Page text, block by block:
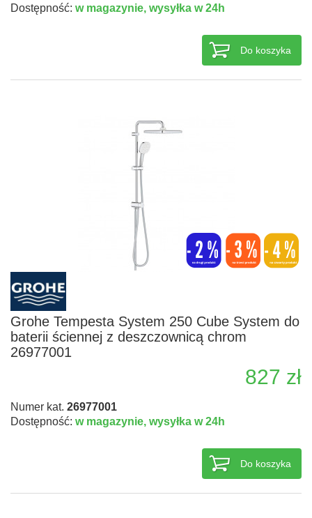
Dostępność: w magazynie, wysyłka w 24h
Do koszyka
Grohe Tempesta System 250 Cube System do
baterii ściennej z deszczownicą chrom
26977001
827 zł
Numer kat. 26977001
Dostępność: w magazynie, wysyłka w 24h
Do koszyka